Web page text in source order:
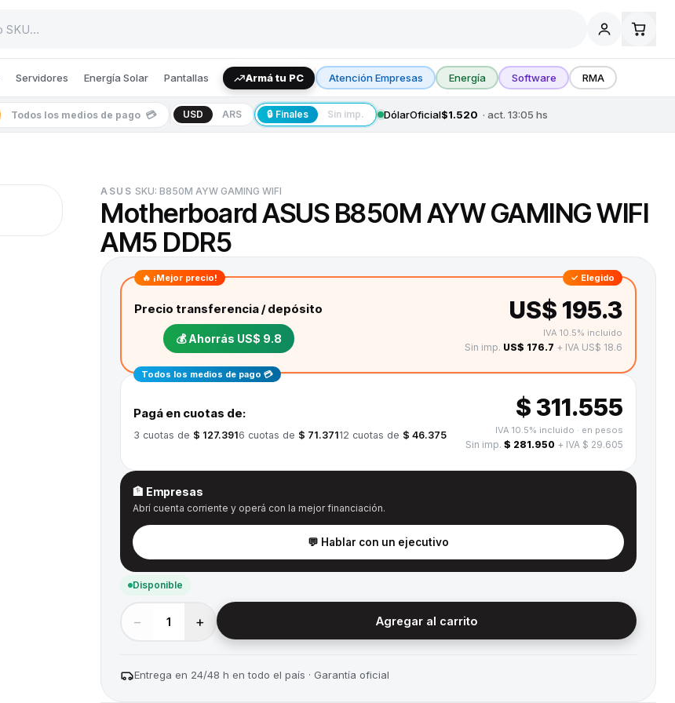
Servidores Energía Solar Pantallas Armá tu PC Atención Empresas Energía Software RMA
Todos los medios de pago 💳 USD ARS 🔒 Finales Sin imp. DólarOficial$1.520 · act. 13:05 hs
ASUS SKU: B850M AYW GAMING WIFI
Motherboard ASUS B850M AYW GAMING WIFI
AM5 DDR5
🔥 ¡Mejor precio! ✓ Elegido
Precio transferencia / depósito
💰 Ahorrás US$ 9.8
US$ 195.3
IVA 10.5% incluido
Sin imp. US$ 176.7 + IVA US$ 18.6
Todos los medios de pago 💳
Pagá en cuotas de:
3 cuotas de $ 127.3916 cuotas de $ 71.37112 cuotas de $ 46.375
$ 311.555
IVA 10.5% incluido · en pesos
Sin imp. $ 281.950 + IVA $ 29.605
🏦 Empresas
Abrí cuenta corriente y operá con la mejor financiación.
💬 Hablar con un ejecutivo
Disponible
− 1 + Agregar al carrito
Entrega en 24/48 h en todo el país · Garantía oficial